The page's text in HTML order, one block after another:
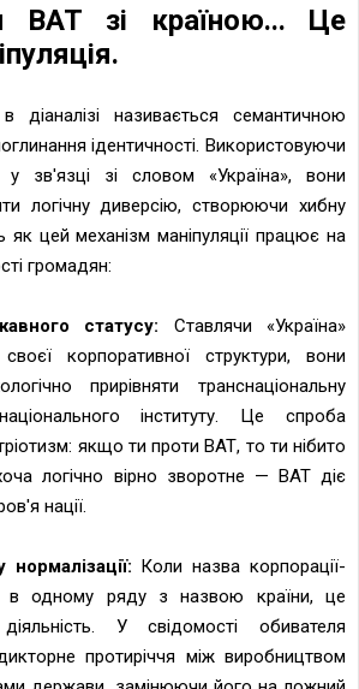
ВАТ зі країною... Це
називається семантичною
ідентичності. Використовуючи
зв'язці зі словом «Україна», вони
логічну диверсію, створюючи хибну
як цей механізм маніпуляції працює на
громадян:
статусу: Ставлячи «Україна»
корпоративної структури, вони
прирівняти транснаціональну
інституту. Це спроба
якщо ти проти ВАТ, то ти нібито
логічно вірно зворотне — ВАТ діє
нації.
Коли назва корпорації-
в одному ряду з назвою країни, це
У свідомості обивателя
протиріччя між виробництвом